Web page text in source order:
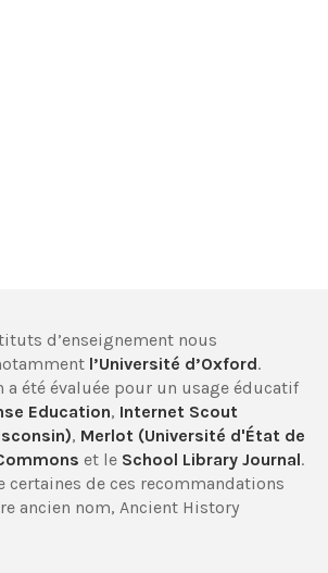
d’enseignement nous
l’Université d’Oxford.
été évaluée pour un usage éducatif
Education, Internet Scout
, Merlot (Université d'État de
et le School Library Journal.
certaines de ces recommandations
ancien nom, Ancient History